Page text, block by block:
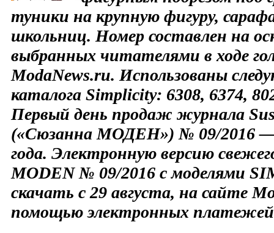
туники на крупную фигуру,
школьниц. Номер составлен на
выбранных читателями в ходе
ModaNews.ru. Использованы
каталога Simplicity: 6308, 6374,
Первый день продаж журнала
(«Сюзанна МОДЕН») № 09/2016 —
года. Электронную версию
MODEN № 09/2016 с моделями
скачать с 29 августа, на сайте
помощью электронных